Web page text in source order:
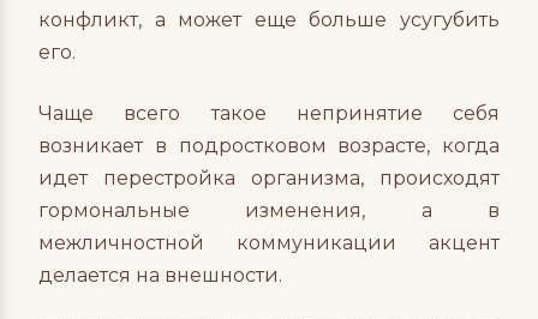
конфликт, а может еще больше усугубить
его.
Чаще всего такое непринятие себя
возникает в подростковом возрасте, когда
идет перестройка организма, происходят
гормональные изменения, а в
межличностной коммуникации акцент
делается на внешности.